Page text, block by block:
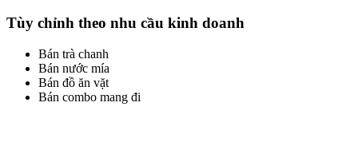
Tùy chỉnh theo nhu cầu kinh doanh
Bán trà chanh
Bán nước mía
Bán đồ ăn vặt
Bán combo mang đi